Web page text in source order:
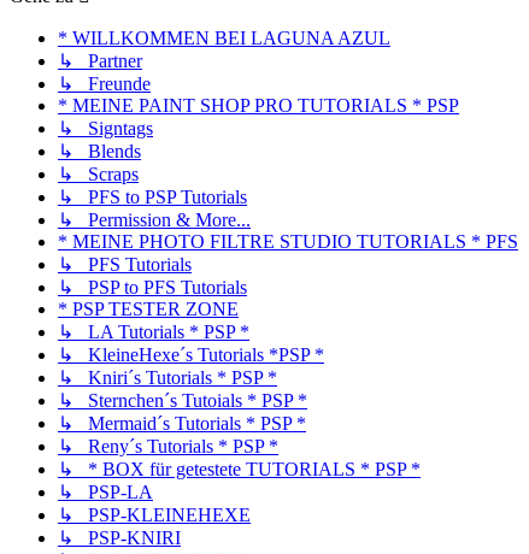
* WILLKOMMEN BEI LAGUNA AZUL
↳ Partner
↳ Freunde
* MEINE PAINT SHOP PRO TUTORIALS * PSP
↳ Signtags
↳ Blends
↳ Scraps
↳ PFS to PSP Tutorials
↳ Permission & More...
* MEINE PHOTO FILTRE STUDIO TUTORIALS * PFS
↳ PFS Tutorials
↳ PSP to PFS Tutorials
* PSP TESTER ZONE
↳ LA Tutorials * PSP *
↳ KleineHexe´s Tutorials *PSP *
↳ Kniri´s Tutorials * PSP *
↳ Sternchen´s Tutoials * PSP *
↳ Mermaid´s Tutorials * PSP *
↳ Reny´s Tutorials * PSP *
↳ * BOX für getestete TUTORIALS * PSP *
↳ PSP-LA
↳ PSP-KLEINEHEXE
↳ PSP-KNIRI